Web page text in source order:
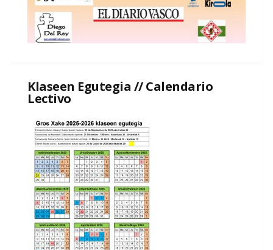
Klaseen Egutegia // Calendario
Lectivo